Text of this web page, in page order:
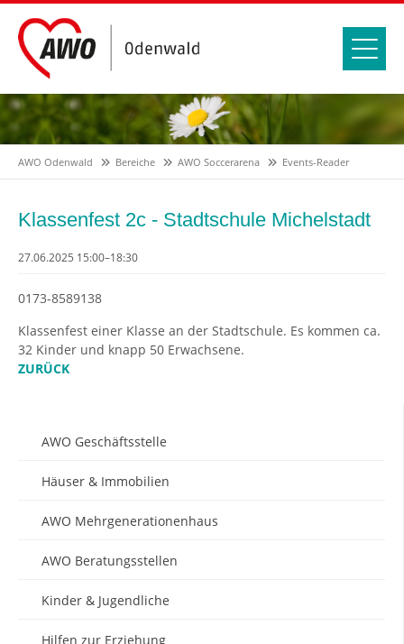
AWO Odenwald Bereiche AWO Soccerarena Events-Reader
Klassenfest 2c - Stadtschule Michelstadt
27.06.2025 15:00–18:30
0173-8589138
Klassenfest einer Klasse an der Stadtschule. Es kommen ca.
32 Kinder und knapp 50 Erwachsene.
ZURÜCK
AWO Geschäftsstelle
Häuser & Immobilien
AWO Mehrgenerationenhaus
AWO Beratungsstellen
Kinder & Jugendliche
Hilfen zur Erziehung